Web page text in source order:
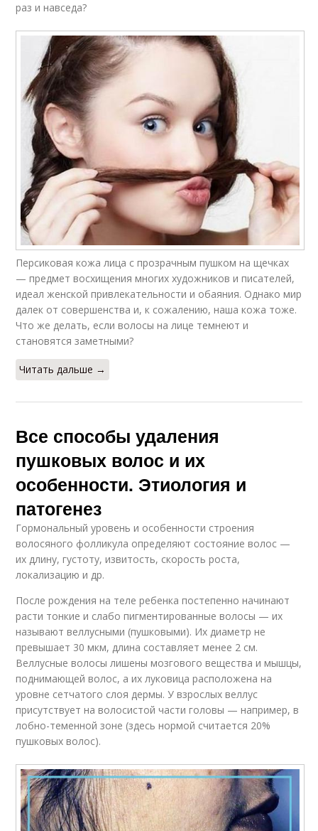
раз и навседа?
Персиковая кожа лица с прозрачным пушком на щечках
— предмет восхищения многих художников и писателей,
идеал женской привлекательности и обаяния. Однако мир
далек от совершенства и, к сожалению, наша кожа тоже.
Что же делать, если волосы на лице темнеют и
становятся заметными?
Читать дальше →
Все способы удаления
пушковых волос и их
особенности. Этиология и
патогенез
Гормональный уровень и особенности строения
волосяного фолликула определяют состояние волос —
их длину, густоту, извитость, скорость роста,
локализацию и др.
После рождения на теле ребенка постепенно начинают
расти тонкие и слабо пигментированные волосы — их
называют веллусными (пушковыми). Их диаметр не
превышает 30 мкм, длина составляет менее 2 см.
Веллусные волосы лишены мозгового вещества и мышцы,
поднимающей волос, а их луковица расположена на
уровне сетчатого слоя дермы. У взрослых веллус
присутствует на волосистой части головы — например, в
лобно-теменной зоне (здесь нормой считается 20%
пушковых волос).